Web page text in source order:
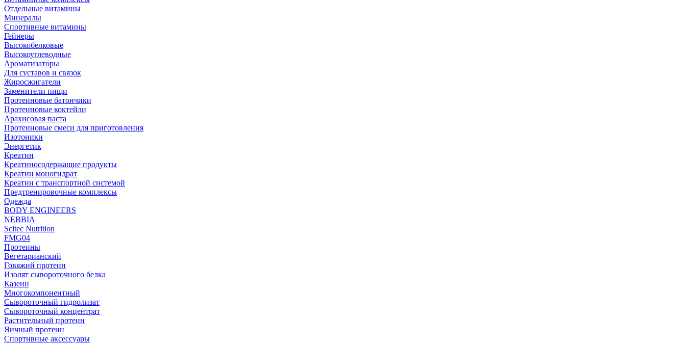
Отдельные витамины
Минералы
Спортивные витамины
Гейнеры
Высокобелковые
Высокоуглеводные
Ароматизаторы
Для суставов и связок
Жиросжигатели
Заменители пищи
Протеиновые батончики
Протеиновые коктейли
Арахисовая паста
Протеиновые смеси для приготовления
Изотоники
Энергетик
Креатин
Креатиносодержащие продукты
Креатин моногидрат
Креатин с транспортной системой
Предтренировочные комплексы
Одежда
BODY ENGINEERS
NEBBIA
Scitec Nutrition
FMG04
Протеины
Вегетарианский
Говяжий протеин
Изолят сывороточного белка
Казеин
Многокомпонентный
Сывороточный гидролизат
Сывороточный концентрат
Растительный протеин
Яичный протеин
Спортивные аксессуары